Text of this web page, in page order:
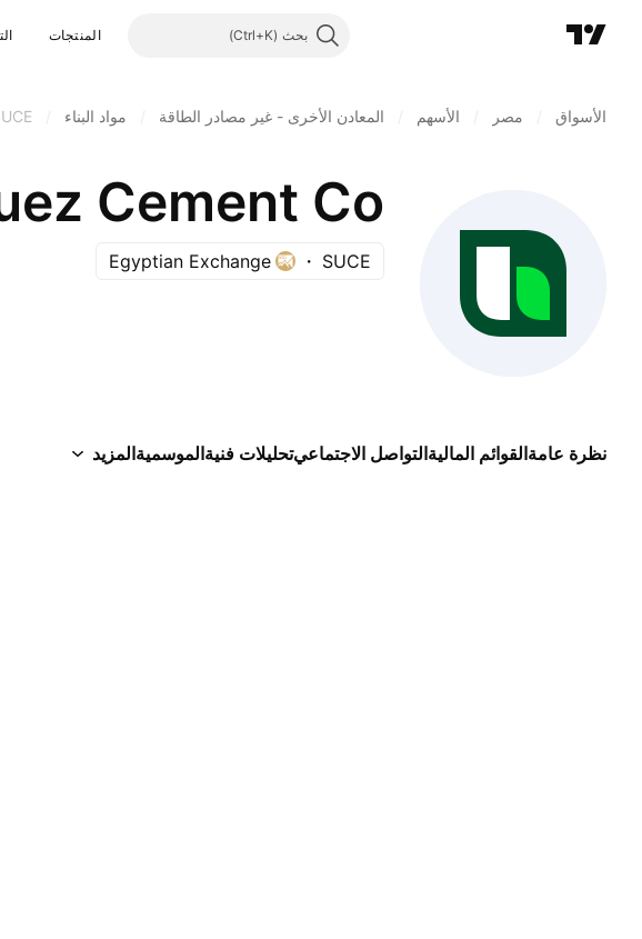
بحث المنتجات
الأسواق مصر الأسهم المعادن الأخرى - غير مصادر الطاقة مواد البناء
Cement Co.
SUCE
Egyptian Exchange
نظرة عامةالقوائم الماليةالتواصل الاجتماعيتحليلات فنيةالموسميةالمزيد